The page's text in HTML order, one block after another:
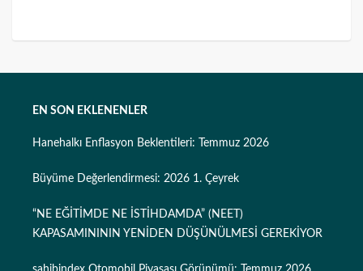
EN SON EKLENENLER
Hanehalkı Enflasyon Beklentileri: Temmuz 2026
Büyüme Değerlendirmesi: 2026 1. Çeyrek
“NE EĞİTİMDE NE İSTİHDAMDA” (NEET)
KAPASAMINININ YENİDEN DÜŞÜNÜLMESİ GEREKİYOR